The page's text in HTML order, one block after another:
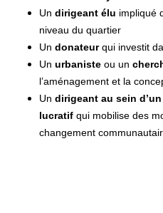
Un dirigeant élu impliqué
niveau du quartier
Un donateurqui investit
Un urbaniste ou un
l’aménagement et la
Un dirigeant au sein
lucratif qui mobilise des
changement